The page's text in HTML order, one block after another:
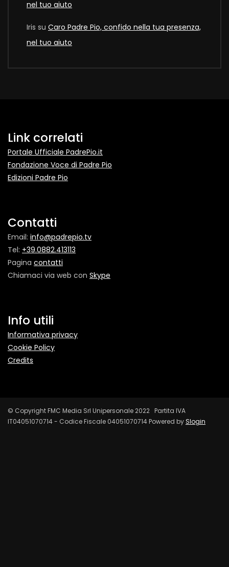
nel tuo aiuto
Iris su Caro Padre Pio, confido nella tua presenza,
nel tuo aiuto
Link correlati
Portale Ufficiale PadrePio.it
Fondazione Voce di Padre Pio
Edizioni Padre Pio
Contatti
Email: info@padrepio.tv
Tel: +39.0882.413113
Pagina contatti
Chiamaci via web con Skype
Info utili
Informativa privacy
Cookie Policy
Credits
© Copyright FMC Media Srl Unipersonale 2022 Partita IVA
IT04051070714 - Codice Fiscale 04051070714 Powered bySlogin